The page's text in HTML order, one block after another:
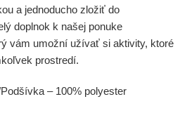
a jednoducho zložiť do
doplnok k našej ponuke
vám umožní užívať si aktivity, ktoré
prostredí.
– 100% polyester